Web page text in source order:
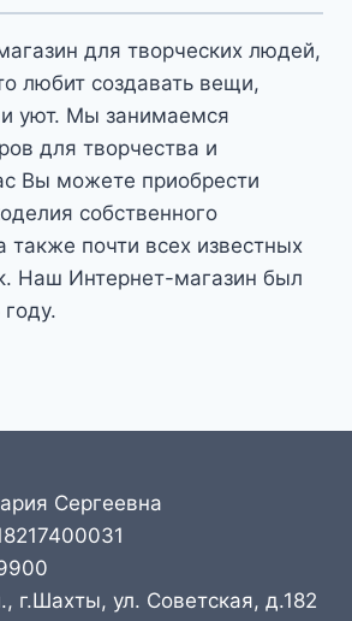
для творческих людей,
любит создавать вещи,
уют. Мы занимаемся
для творчества и
Вы можете приобрести
собственного
также почти всех известных
Наш Интернет-магазин был
Сергеевна
г.Шахты, ул. Советская, д.182